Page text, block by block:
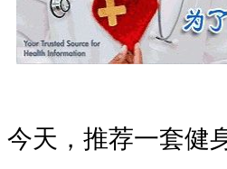
今天，推荐一套健